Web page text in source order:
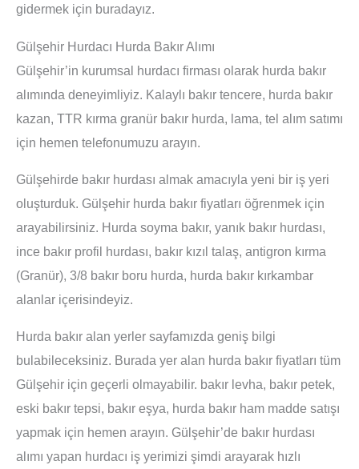
gidermek için buradayız.
Gülşehir Hurdacı Hurda Bakır Alımı
Gülşehir’in kurumsal hurdacı firması olarak hurda bakır
alımında deneyimliyiz. Kalaylı bakır tencere, hurda bakır
kazan, TTR kırma granür bakır hurda, lama, tel alım satımı
için hemen telefonumuzu arayın.
Gülşehirde bakır hurdası almak amacıyla yeni bir iş yeri
oluşturduk. Gülşehir hurda bakır fiyatları öğrenmek için
arayabilirsiniz. Hurda soyma bakır, yanık bakır hurdası,
ince bakır profil hurdası, bakır kızıl talaş, antigron kırma
(Granür), 3/8 bakır boru hurda, hurda bakır kırkambar
alanlar içerisindeyiz.
Hurda bakır alan yerler sayfamızda geniş bilgi
bulabileceksiniz. Burada yer alan hurda bakır fiyatları tüm
Gülşehir için geçerli olmayabilir. bakır levha, bakır petek,
eski bakır tepsi, bakır eşya, hurda bakır ham madde satışı
yapmak için hemen arayın. Gülşehir’de bakır hurdası
alımı yapan hurdacı iş yerimizi şimdi arayarak hızlı